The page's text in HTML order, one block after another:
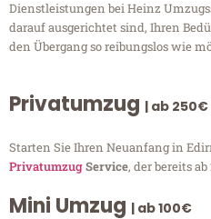
Dienstleistungen bei Heinz
darauf ausgerichtet sind, Ihren
den Übergang so reibungslos wie
Privatumzug | ab 250€
Starten Sie Ihren Neuanfang in
PrivatumzugService, der bereits
Mini Umzug | ab 100€